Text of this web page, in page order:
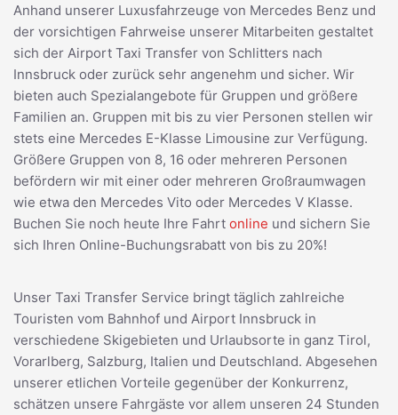
Anhand unserer Luxusfahrzeuge von Mercedes Benz und
der vorsichtigen Fahrweise unserer Mitarbeiten gestaltet
sich der Airport Taxi Transfer von Schlitters nach
Innsbruck oder zurück sehr angenehm und sicher. Wir
bieten auch Spezialangebote für Gruppen und größere
Familien an. Gruppen mit bis zu vier Personen stellen wir
stets eine Mercedes E-Klasse Limousine zur Verfügung.
Größere Gruppen von 8, 16 oder mehreren Personen
befördern wir mit einer oder mehreren Großraumwagen
wie etwa den Mercedes Vito oder Mercedes V Klasse.
Buchen Sie noch heute Ihre Fahrt online und sichern Sie
sich Ihren Online-Buchungsrabatt von bis zu 20%!
Unser Taxi Transfer Service bringt täglich zahlreiche
Touristen vom Bahnhof und Airport Innsbruck in
verschiedene Skigebieten und Urlaubsorte in ganz Tirol,
Vorarlberg, Salzburg, Italien und Deutschland. Abgesehen
unserer etlichen Vorteile gegenüber der Konkurrenz,
schätzen unsere Fahrgäste vor allem unseren 24 Stunden